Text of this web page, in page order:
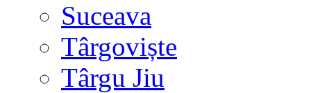
Suceava
Târgoviște
Târgu Jiu